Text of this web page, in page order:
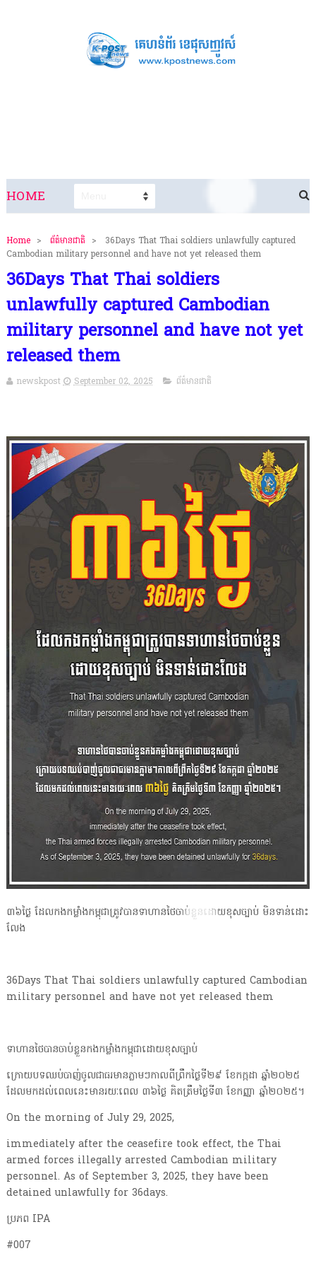
HOME
Home > ព័ត៌មានជាតិ >
36Days That Thai soldiers unlawfully captured
Cambodian military personnel and have not yet released them
36Days That Thai soldiers
unlawfully captured Cambodian
military personnel and have not yet
released them
newskpost September 02, 2025 ព័ត៌មានជាតិ
៣៦ថ្ងៃ ដែលកងកម្លាំងកម្ពុជាត្រូវបានទាហានថៃចាប់ខ្លួនដោយខុសច្បាប់ មិនទាន់ដោះ
លែង
36Days That Thai soldiers unlawfully captured Cambodian
military personnel and have not yet released them
ទាហានថៃបានចាប់ខ្លួនកងកម្លាំងកម្ពុជាដោយខុសច្បាប់
ក្រោយបទឈប់បាញ់ចូលជាធរមានភ្លាមៗកាលពីព្រឹកថ្ងៃទី២៩ ខែកក្កដា ឆ្នាំ២០២៥
ដែលមកដល់ពេលនេះមានរយៈពេល ៣៦ថ្ងៃ គិតត្រឹមថ្ងៃទី៣ ខែកញ្ញា ឆ្នាំ២០២៥។
On the morning of July 29, 2025,
immediately after the ceasefire took effect, the Thai
armed forces illegally arrested Cambodian military
personnel. As of September 3, 2025, they have been
detained unlawfully for 36days.
ប្រភព IPA
#007